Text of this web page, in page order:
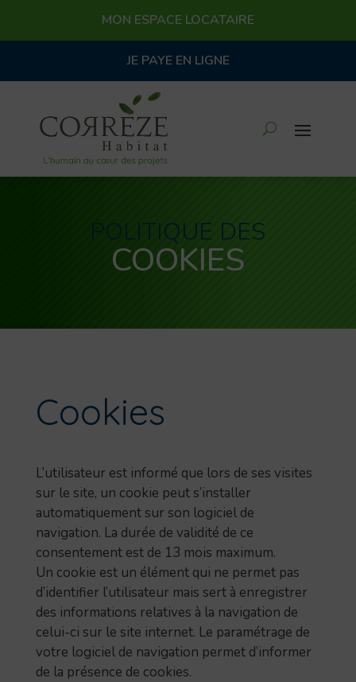
MON ESPACE LOCATAIRE
JE PAYE EN LIGNE
POLITIQUE DES
COOKIES
Cookies
L’utilisateur est informé que lors de ses visites
sur le site, un cookie peut s’installer
automatiquement sur son logiciel de
navigation. La durée de validité de ce
consentement est de 13 mois maximum.
Un cookie est un élément qui ne permet pas
d’identifier l’utilisateur mais sert à enregistrer
des informations relatives à la navigation de
celui-ci sur le site internet. Le paramétrage de
votre logiciel de navigation permet d’informer
de la présence de cookies.